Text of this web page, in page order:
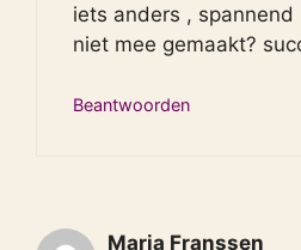
iets anders , spannend
niet mee gemaakt?
Beantwoorden
Maria Franssen